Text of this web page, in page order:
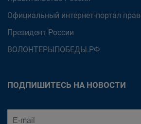
Официальный интернет-портал
Президент России
ВОЛОНТЕРЫПОБЕДЫ.РФ
ПОДПИШИТЕСЬ НА НОВОСТИ